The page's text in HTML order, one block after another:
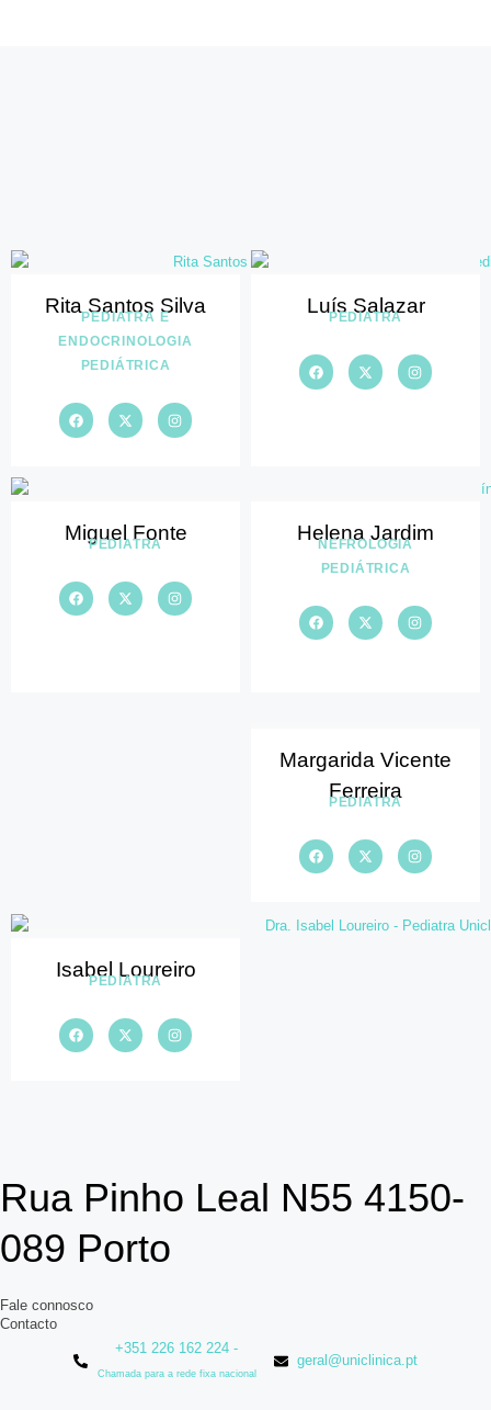
Rita Santos Silva
PEDIATRA E
ENDOCRINOLOGIA
PEDIÁTRICA
Luís Salazar
PEDIATRA
Miguel Fonte
PEDIATRA Helena Jardim
NEFROLOGIA
PEDIÁTRICA
Margarida Vicente
Ferreira
PEDIATRA
Isabel Loureiro
PEDIATRA
Rua Pinho Leal N55 4150-
089 Porto
Fale connosco
Contacto
+351 226 162 224 -
Chamada para a rede fixa nacional
geral@uniclinica.pt